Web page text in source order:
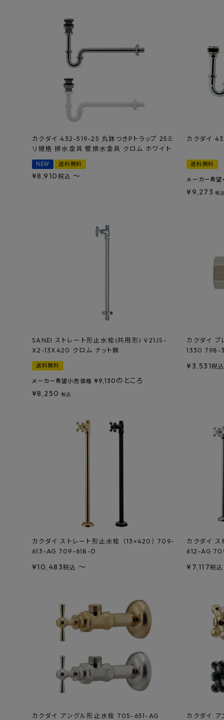
プライバシーポリシー
カクダイ 432-519-25 丸鉢つきPトラップ 25ミ
リ規格 排水金具 壁排水金具 クロム ホワイト
NEW 送料無料
¥8,910 税込 〜
カクダイ
送料無料
メーカー希
¥9,273 税
SANEI ストレート形止水栓(共用形) V21JS-
X2-13X420 クロム ナット無
送料無料
メーカー希望小売価格 ¥9,130 のところ
¥8,250 税込
カクダイ
1330 798-
¥3,531税
カクダイ ストレート形止水栓 （13×420） 709-
613-AG 709-618-D
¥10,483税込 〜
カクダイ
612-AG
¥ 7,117税込
カクダイ アングル形止水栓 705-651-AG
カクダイ